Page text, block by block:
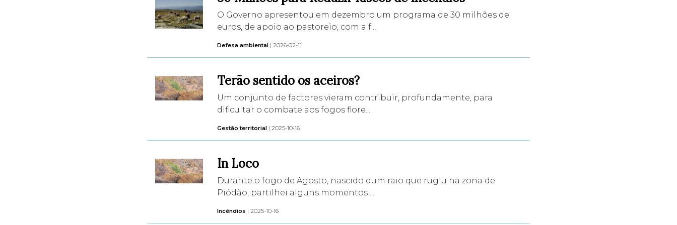
O Governo apresentou em dezembro um programa de 30 milhões de
euros, de apoio ao pastoreio, com a f...
Defesa ambiental| 2026-02-11
Terão sentido os aceiros?
Um conjunto de factores vieram contribuir, profundamente, para
dificultar o combate aos fogos flore...
Gestão territorial| 2025-10-16
In Loco
Durante o fogo de Agosto, nascido dum raio que rugiu na zona de
Piódão, partilhei alguns momentos ...
Incêndios | 2025-10-16